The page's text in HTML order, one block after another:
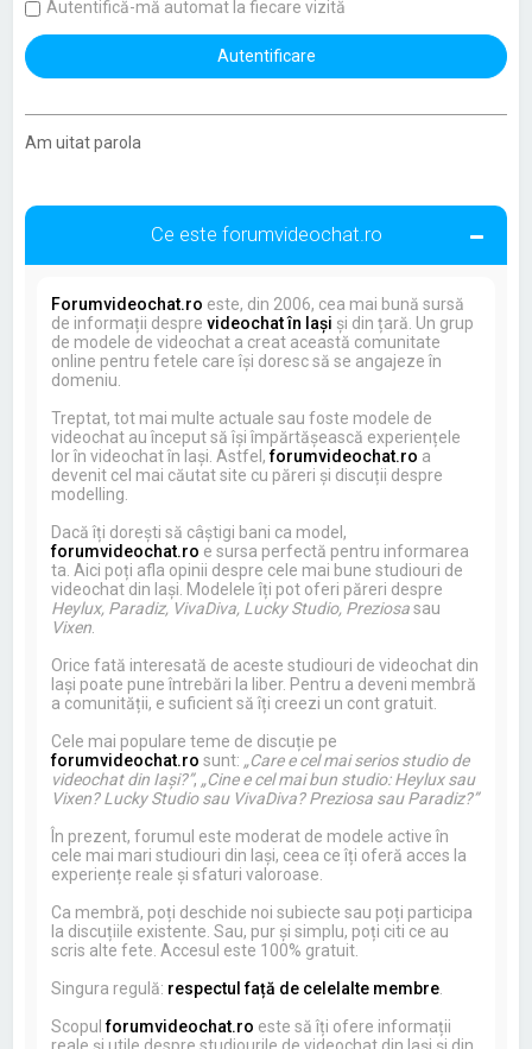
Autentifică-mă automat la fiecare vizită
Am uitat parola
Ce este forumvideochat.ro
Forumvideochat.ro este, din 2006, cea mai bună sursă
de informații desprevideochat în Iași și din țară. Un grup
de modele de videochat a creat această comunitate
online pentru fetele care își doresc să se angajeze în
domeniu.
Treptat, tot mai multe actuale sau foste modele de
videochat au început să își împărtășească experiențele
lor în videochat în Iași. Astfel,forumvideochat.ro a
devenit cel mai căutat site cu păreri și discuții despre
modelling.
Dacă îți dorești să câștigi bani ca model,
forumvideochat.ro e sursa perfectă pentru informarea
ta. Aici poți afla opinii despre cele mai bune studiouri de
videochat din Iași. Modelele îți pot oferi păreri despre
Heylux, Paradiz, VivaDiva, Lucky Studio, Preziosasau
Vixen
Orice fată interesată de aceste studiouri de videochat din
Iași poate pune întrebări la liber. Pentru a deveni membră
a comunității, e suficient să îți creezi un cont gratuit.
Cele mai populare teme de discuție pe
forumvideochat.ro sunt: „Care e cel mai serios studio de
videochat din Iași?”, „Cine e cel mai bun studio: Heylux sau
Vixen? Lucky Studio sau VivaDiva? Preziosa sau Paradiz?”
În prezent, forumul este moderat de modele active în
cele mai mari studiouri din Iași, ceea ce îți oferă acces la
experiențe reale și sfaturi valoroase.
Ca membră, poți deschide noi subiecte sau poți participa
la discuțiile existente. Sau, pur și simplu, poți citi ce au
scris alte fete. Accesul este 100% gratuit.
Singura regulă: respectul față de celelalte membre
Scopulforumvideochat.ro este să îți ofere informații